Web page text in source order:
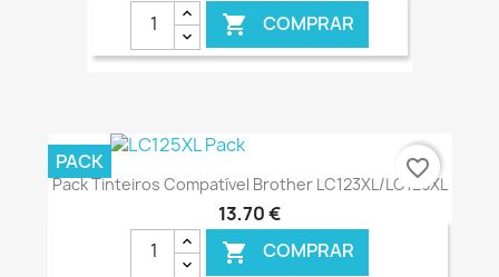
 COMPRAR
Pack Tinteiros Compatível Brother LC123XL/LC125XL
13,70 €
 COMPRAR
PACK favorite_border